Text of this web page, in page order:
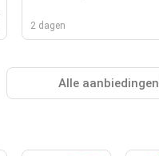
2 dagen
Alle aanbiedingen